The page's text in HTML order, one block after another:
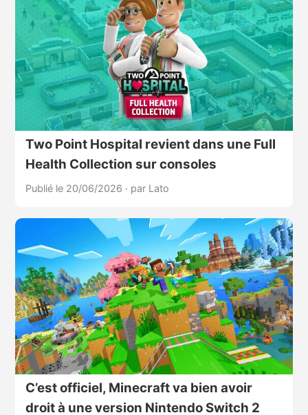
Two Point Hospital revient dans une Full
Health Collection sur consoles
Publié le 20/06/2026 · par Lato
C’est officiel, Minecraft va bien avoir
droit à une version Nintendo Switch 2